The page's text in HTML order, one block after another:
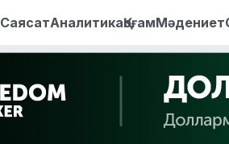
СаясатАналитикаҚоғамМәдениет